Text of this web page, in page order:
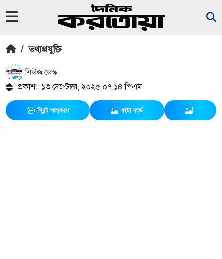
/ তথ্যপ্রযুক্তি
নিউজ ডেস্ক
প্রকাশ : ১৩ সেপ্টেম্বর, ২০২৫ ০৭:১৪ পিএম
প্রিন্ট সংস্করণ ফটো কার্ড